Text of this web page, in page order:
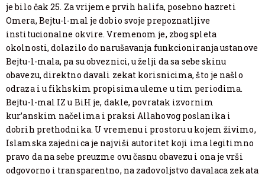
je bilo čak 25. Za vrijeme prvih halifa, posebno hazreti
Omera, Bejtu-l-mal je dobio svoje prepoznatljive
institucionalne okvire. Vremenom je, zbog spleta
okolnosti, dolazilo do narušavanja funkcioniranja ustanove
Bejtu-l-mala, pa su obveznici, u želji da sa sebe skinu
obavezu, direktno davali zekat korisnicima, što je našlo
odraza i u fikhskim propisima uleme u tim periodima.
Bejtu-l-mal IZ u BiH je, dakle, povratak izvornim
kur’anskim načelima i praksi Allahovog poslanika i
dobrih prethodnika. U vremenu i prostoru u kojem živimo,
Islamska zajednica je najviši autoritet koji ima legitimno
pravo da na sebe preuzme ovu časnu obavezu i ona je vrši
odgovorno i transparentno, na zadovoljstvo davalaca zekata